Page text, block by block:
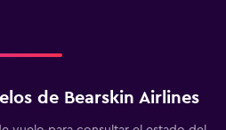
de Bearskin Airlines